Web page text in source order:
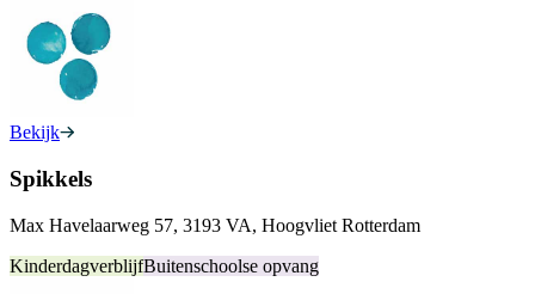
Bekijk
Spikkels
Max Havelaarweg 57, 3193 VA, Hoogvliet Rotterdam
KinderdagverblijfBuitenschoolse opvang